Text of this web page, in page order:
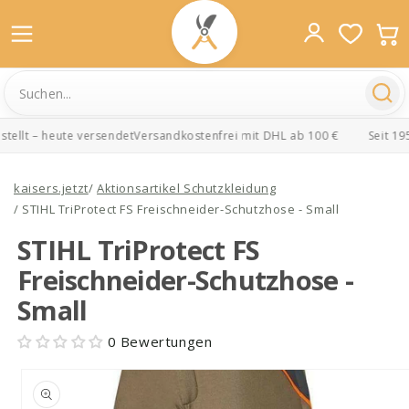
Inhalt
– heute versendetVersandkostenfrei mit DHL ab 100 € Seit 1956
kaisers.jetzt/ Aktionsartikel Schutzkleidung
/ STIHL TriProtect FS Freischneider-Schutzhose - Small
STIHL TriProtect FS
Freischneider-Schutzhose -
Small
0 Bewertungen